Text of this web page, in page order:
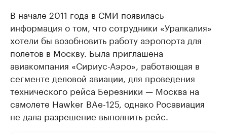
В начале 2011 года в СМИ появилась
информация о том, что сотрудники «Уралкалия»
хотели бы возобновить работу аэропорта для
полетов в Москву. Была приглашена
авиакомпания «Сириус-Аэро», работающая в
сегменте деловой авиации, для проведения
технического рейса Березники — Москва на
самолете Hawker BAe-125, однако Росавиация
не дала разрешение выполнить рейс.